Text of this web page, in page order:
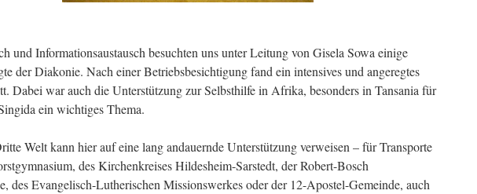
und Informationsaustausch besuchten uns unter Leitung von Gisela Sowa einige
der Diakonie. Nach einer Betriebsbesichtigung fand ein intensives und angeregtes
Dabei war auch die Unterstützung zur Selbsthilfe in Afrika, besonders in Tansania für
ein wichtiges Thema.
Welt kann hier auf eine lang andauernde Unterstützung verweisen – für Transporte
des Kirchenkreises Hildesheim-Sarstedt, der Robert-Bosch
des Evangelisch-Lutherischen Missionswerkes oder der 12-Apostel-Gemeinde, auch